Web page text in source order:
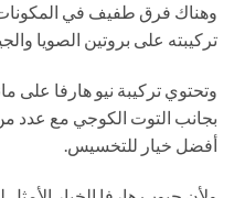
وهناك فرق طفيف في المكونات
تركيبته على بروتين الصويا
وتحتوي تركيبة نيو هارفا على
بجانب التوت الكوجي مع عدد من
أفضل خيار للتخسيس.